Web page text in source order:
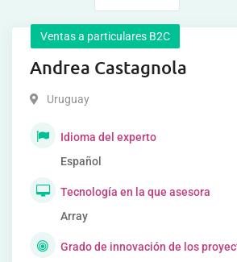
Ventas a particulares B2C
Andrea Castagnola
Uruguay
Idioma del experto
Español
Tecnología en la que asesora
Array
Grado de innovación de los